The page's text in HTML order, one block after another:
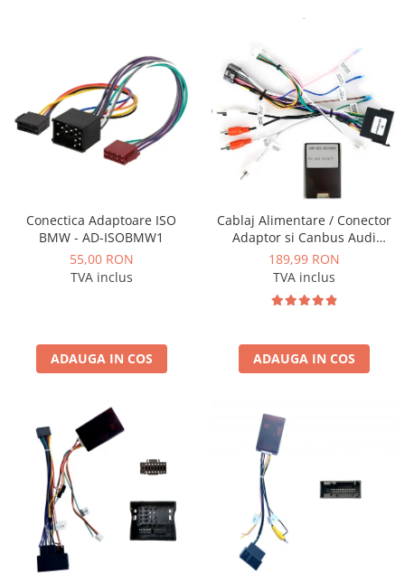
Conectică Opel
Conectică Skoda
Conectică Chevrolet
Conectică Suzuki
Conectică Kia
Conectică Hyundai
Conectică Mitsubishi
Lumini ambientale
Conectica Adaptoare ISO
BMW - AD-ISOBMW1
55,00 RON
TVA inclus
ADAUGA IN COS
Cablaj Alimentare / Conector
Adaptor si Canbus Audi
A3/A4/A6/TT pentru navigatii
Android - AD-BGCAUDI5AE4I
189,99 RON
TVA inclus
ADAUGA IN COS